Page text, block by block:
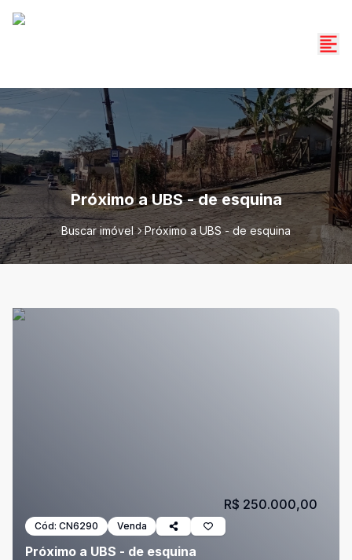
Próximo a UBS - de esquina
Buscar imóvel Próximo a UBS - de esquina
Cód: CN6290 Venda
Próximo a UBS - de esquina
R$ 250.000,00